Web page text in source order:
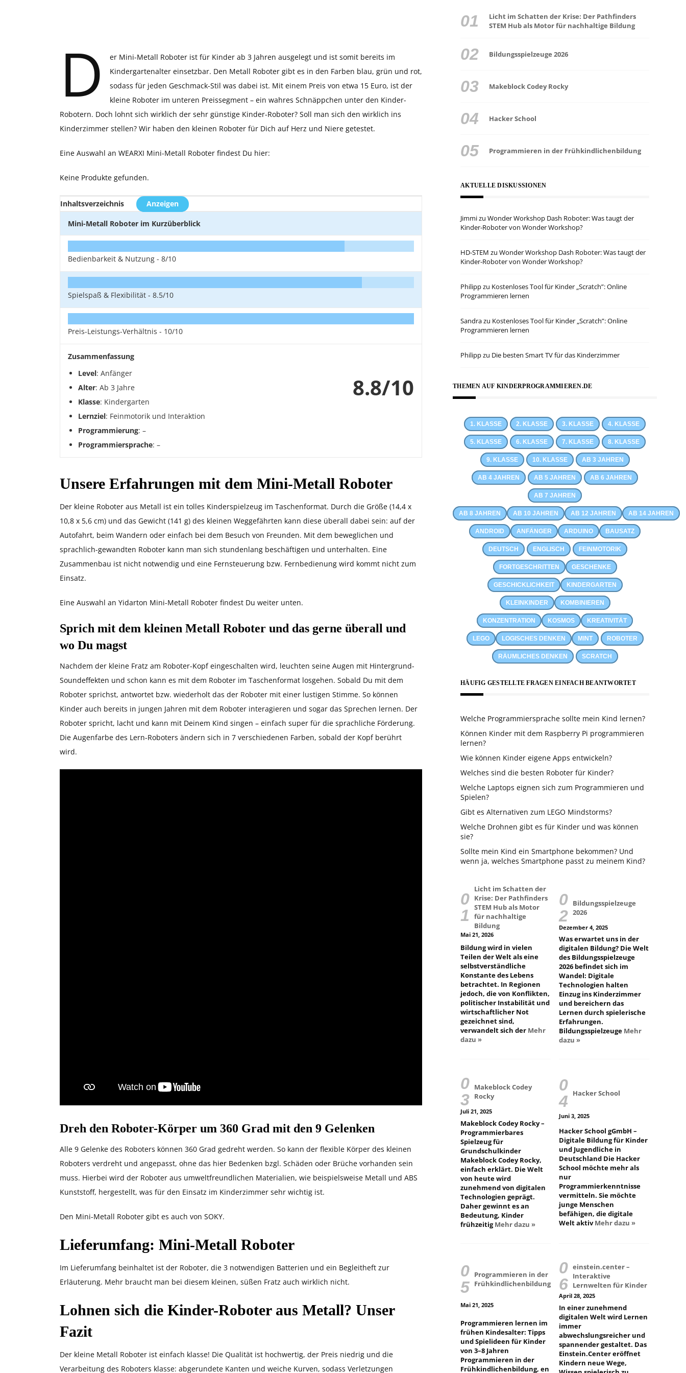
D
er Mini-Metall Roboter ist für Kinder ab 3 Jahren ausgelegt und ist somit bereits im
Kindergartenalter einsetzbar. Den Metall Roboter gibt es in den Farben blau, grün und rot,
sodass für jeden Geschmack-Stil was dabei ist. Mit einem Preis von etwa 15 Euro, ist der
kleine Roboter im unteren Preissegment – ein wahres Schnäppchen unter den Kinder-
Robotern. Doch lohnt sich wirklich der sehr günstige Kinder-Roboter? Soll man sich den wirklich ins
Kinderzimmer stellen? Wir haben den kleinen Roboter für Dich auf Herz und Niere getestet.
Eine Auswahl an WEARXI Mini-Metall Roboter findest Du hier:
Keine Produkte gefunden.
Inhaltsverzeichnis Anzeigen
Mini-Metall Roboter im Kurzüberblick
Bedienbarkeit & Nutzung - 8/10
Spielspaß & Flexibilität - 8.5/10
Preis-Leistungs-Verhältnis - 10/10
8.8/10
Zusammenfassung
Level: Anfänger
Alter: Ab 3 Jahre
Klasse: Kindergarten
Lernziel: Feinmotorik und Interaktion
Programmierung: –
Programmiersprache: –
Unsere Erfahrungen mit dem Mini-Metall Roboter
Der kleine Roboter aus Metall ist ein tolles Kinderspielzeug im Taschenformat. Durch die Größe (14,4 x
10,8 x 5,6 cm) und das Gewicht (141 g) des kleinen Weggefährten kann diese überall dabei sein: auf der
Autofahrt, beim Wandern oder einfach bei dem Besuch von Freunden. Mit dem beweglichen und
sprachlich-gewandten Roboter kann man sich stundenlang beschäftigen und unterhalten. Eine
Zusammenbau ist nicht notwendig und eine Fernsteuerung bzw. Fernbedienung wird kommt nicht zum
Einsatz.
Eine Auswahl an Yidarton Mini-Metall Roboter findest Du weiter unten.
Sprich mit dem kleinen Metall Roboter und das gerne überall und
wo Du magst
Nachdem der kleine Fratz am Roboter-Kopf eingeschalten wird, leuchten seine Augen mit Hintergrund-
Soundeffekten und schon kann es mit dem Roboter im Taschenformat losgehen. Sobald Du mit dem
Roboter sprichst, antwortet bzw. wiederholt das der Roboter mit einer lustigen Stimme. So können
Kinder auch bereits in jungen Jahren mit dem Roboter interagieren und sogar das Sprechen lernen. Der
Roboter spricht, lacht und kann mit Deinem Kind singen – einfach super für die sprachliche Förderung.
Die Augenfarbe des Lern-Roboters ändern sich in 7 verschiedenen Farben, sobald der Kopf berührt
wird.
Dreh den Roboter-Körper um 360 Grad mit den 9 Gelenken
Alle 9 Gelenke des Roboters können 360 Grad gedreht werden. So kann der flexible Körper des kleinen
Roboters verdreht und angepasst, ohne das hier Bedenken bzgl. Schäden oder Brüche vorhanden sein
muss. Hierbei wird der Roboter aus umweltfreundlichen Materialien, wie beispielsweise Metall und ABS
Kunststoff, hergestellt, was für den Einsatz im Kinderzimmer sehr wichtig ist.
Den Mini-Metall Roboter gibt es auch von SOKY.
Lieferumfang: Mini-Metall Roboter
Im Lieferumfang beinhaltet ist der Roboter, die 3 notwendigen Batterien und ein Begleitheft zur
Erläuterung. Mehr braucht man bei diesem kleinen, süßen Fratz auch wirklich nicht.
Lohnen sich die Kinder-Roboter aus Metall? Unser
Fazit
Der kleine Metall Roboter ist einfach klasse! Die Qualität ist hochwertig, der Preis niedrig und die
Verarbeitung des Roboters klasse: abgerundete Kanten und weiche Kurven, sodass Verletzungen
Licht im Schatten der Krise: Der Pathfinders
STEM Hub als Motor für nachhaltige Bildung
Bildungsspielzeuge 2026
Makeblock Codey Rocky
Hacker School
Programmieren in der Frühkindlichenbildung
AKTUELLE DISKUSSIONEN
Jimmizu Wonder Workshop Dash Roboter: Was taugt der
Kinder-Roboter von Wonder Workshop?
HD-STEM zu Wonder Workshop Dash Roboter: Was taugt der
Kinder-Roboter von Wonder Workshop?
Philippzu Kostenloses Tool für Kinder „Scratch”: Online
Programmieren lernen
Sandrazu Kostenloses Tool für Kinder „Scratch”: Online
Programmieren lernen
Philippzu Die besten Smart TV für das Kinderzimmer
THEMEN AUF KINDERPROGRAMMIEREN.DE
1. KLASSE 2. KLASSE 3. KLASSE 4. KLASSE
5. KLASSE 6. KLASSE 7. KLASSE 8. KLASSE
9. KLASSE 10. KLASSE AB 3 JAHREN
AB 4 JAHREN AB 5 JAHREN AB 6 JAHREN
AB 7 JAHREN
AB 8 JAHREN AB 10 JAHREN AB 12 JAHREN AB 14 JAHREN
ANDROID ANFÄNGER ARDUINO BAUSATZ
DEUTSCH ENGLISCH FEINMOTORIK
FORTGESCHRITTEN GESCHENKE
GESCHICKLICHKEIT KINDERGARTEN
KLEINKINDER KOMBINIEREN
KONZENTRATION KOSMOS KREATIVITÄT
LEGO LOGISCHES DENKEN MINT ROBOTER
RÄUMLICHES DENKEN SCRATCH
HÄUFIG GESTELLTE FRAGEN EINFACH BEANTWORTET
Welche Programmiersprache sollte mein Kind lernen?
Können Kinder mit dem Raspberry Pi programmieren
lernen?
Wie können Kinder eigene Apps entwickeln?
Welches sind die besten Roboter für Kinder?
Welche Laptops eignen sich zum Programmieren und
Spielen?
Gibt es Alternativen zum LEGO Mindstorms?
Welche Drohnen gibt es für Kinder und was können
sie?
Sollte mein Kind ein Smartphone bekommen? Und
wenn ja, welches Smartphone passt zu meinem Kind?
Licht im Schatten der
Krise: Der Pathfinders
STEM Hub als Motor
für nachhaltige
Bildung
Mai 21, 2026
Bildung wird in vielen
Teilen der Welt als eine
selbstverständliche
Konstante des Lebens
betrachtet. In Regionen
jedoch, die von Konflikten,
politischer Instabilität und
wirtschaftlicher Not
gezeichnet sind,
verwandelt sich der Mehr
dazu »
Bildungsspielzeuge
2026
Dezember 4, 2025
Was erwartet uns in der
digitalen Bildung? Die Welt
des Bildungsspielzeuge
2026 befindet sich im
Wandel: Digitale
Technologien halten
Einzug ins Kinderzimmer
und bereichern das
Lernen durch spielerische
Erfahrungen.
Bildungsspielzeuge Mehr
dazu »
Makeblock Codey
Rocky
Juli 21, 2025
Makeblock Codey Rocky –
Programmierbares
Spielzeug für
Grundschulkinder
Makeblock Codey Rocky,
einfach erklärt. Die Welt
von heute wird
zunehmend von digitalen
Technologien geprägt.
Daher gewinnt es an
Bedeutung, Kinder
frühzeitigMehr dazu »
Hacker School
Juni 3, 2025
Hacker School gGmbH –
Digitale Bildung für Kinder
und Jugendliche in
Deutschland Die Hacker
School möchte mehr als
nur
Programmierkenntnisse
vermitteln. Sie möchte
junge Menschen
befähigen, die digitale
Welt aktivMehr dazu »
Programmieren in der
Frühkindlichenbildung
Mai 21, 2025
Programmieren lernen im
frühen Kindesalter: Tipps
und Spielideen für Kinder
von 3–8 Jahren
Programmieren in der
Frühkindlichenbildung, en
einstein.center –
Interaktive
Lernwelten für Kinder
April 28, 2025
In einer zunehmend
digitalen Welt wird Lernen
immer
abwechslungsreicher und
spannender gestaltet. Das
Einstein.Center eröffnet
Kindern neue Wege,